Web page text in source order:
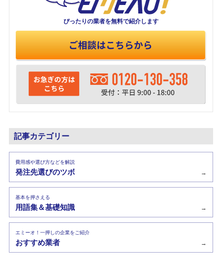
ぴったりの業者を無料で紹介します
記事カテゴリー
費用感や選び方などを解説
発注先選びのツボ →
基本を押さえる
用語集＆基礎知識 →
エミーオ！一押しの企業をご紹介
おすすめ業者 →